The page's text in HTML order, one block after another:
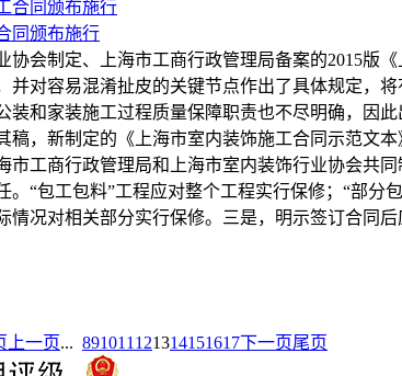
同颁布施行
协会制定、上海市工商行政管理局备案的2015版
并对容易混淆扯皮的关键节点作出了具体规定，
装和家装施工过程质量保障职责也不尽明确，因
稿，新制定的《上海市室内装饰施工合同示范文
市工商行政管理局和上海市室内装饰行业协会共
。“包工包料”工程应对整个工程实行保修；“部
情况对相关部分实行保修。三是，明示签订合同
上一页... 891011 121314151617下一页尾页